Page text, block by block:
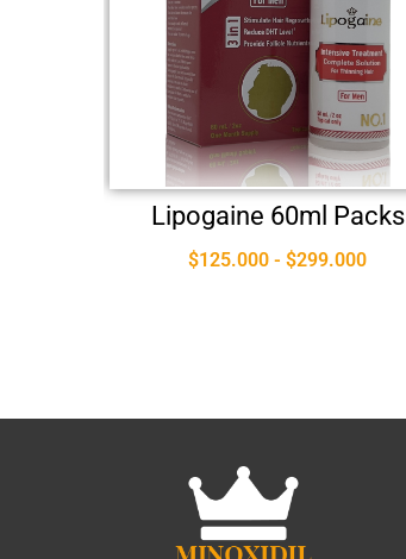
Lipogaine 60ml Packs
$125.000 - $299.000